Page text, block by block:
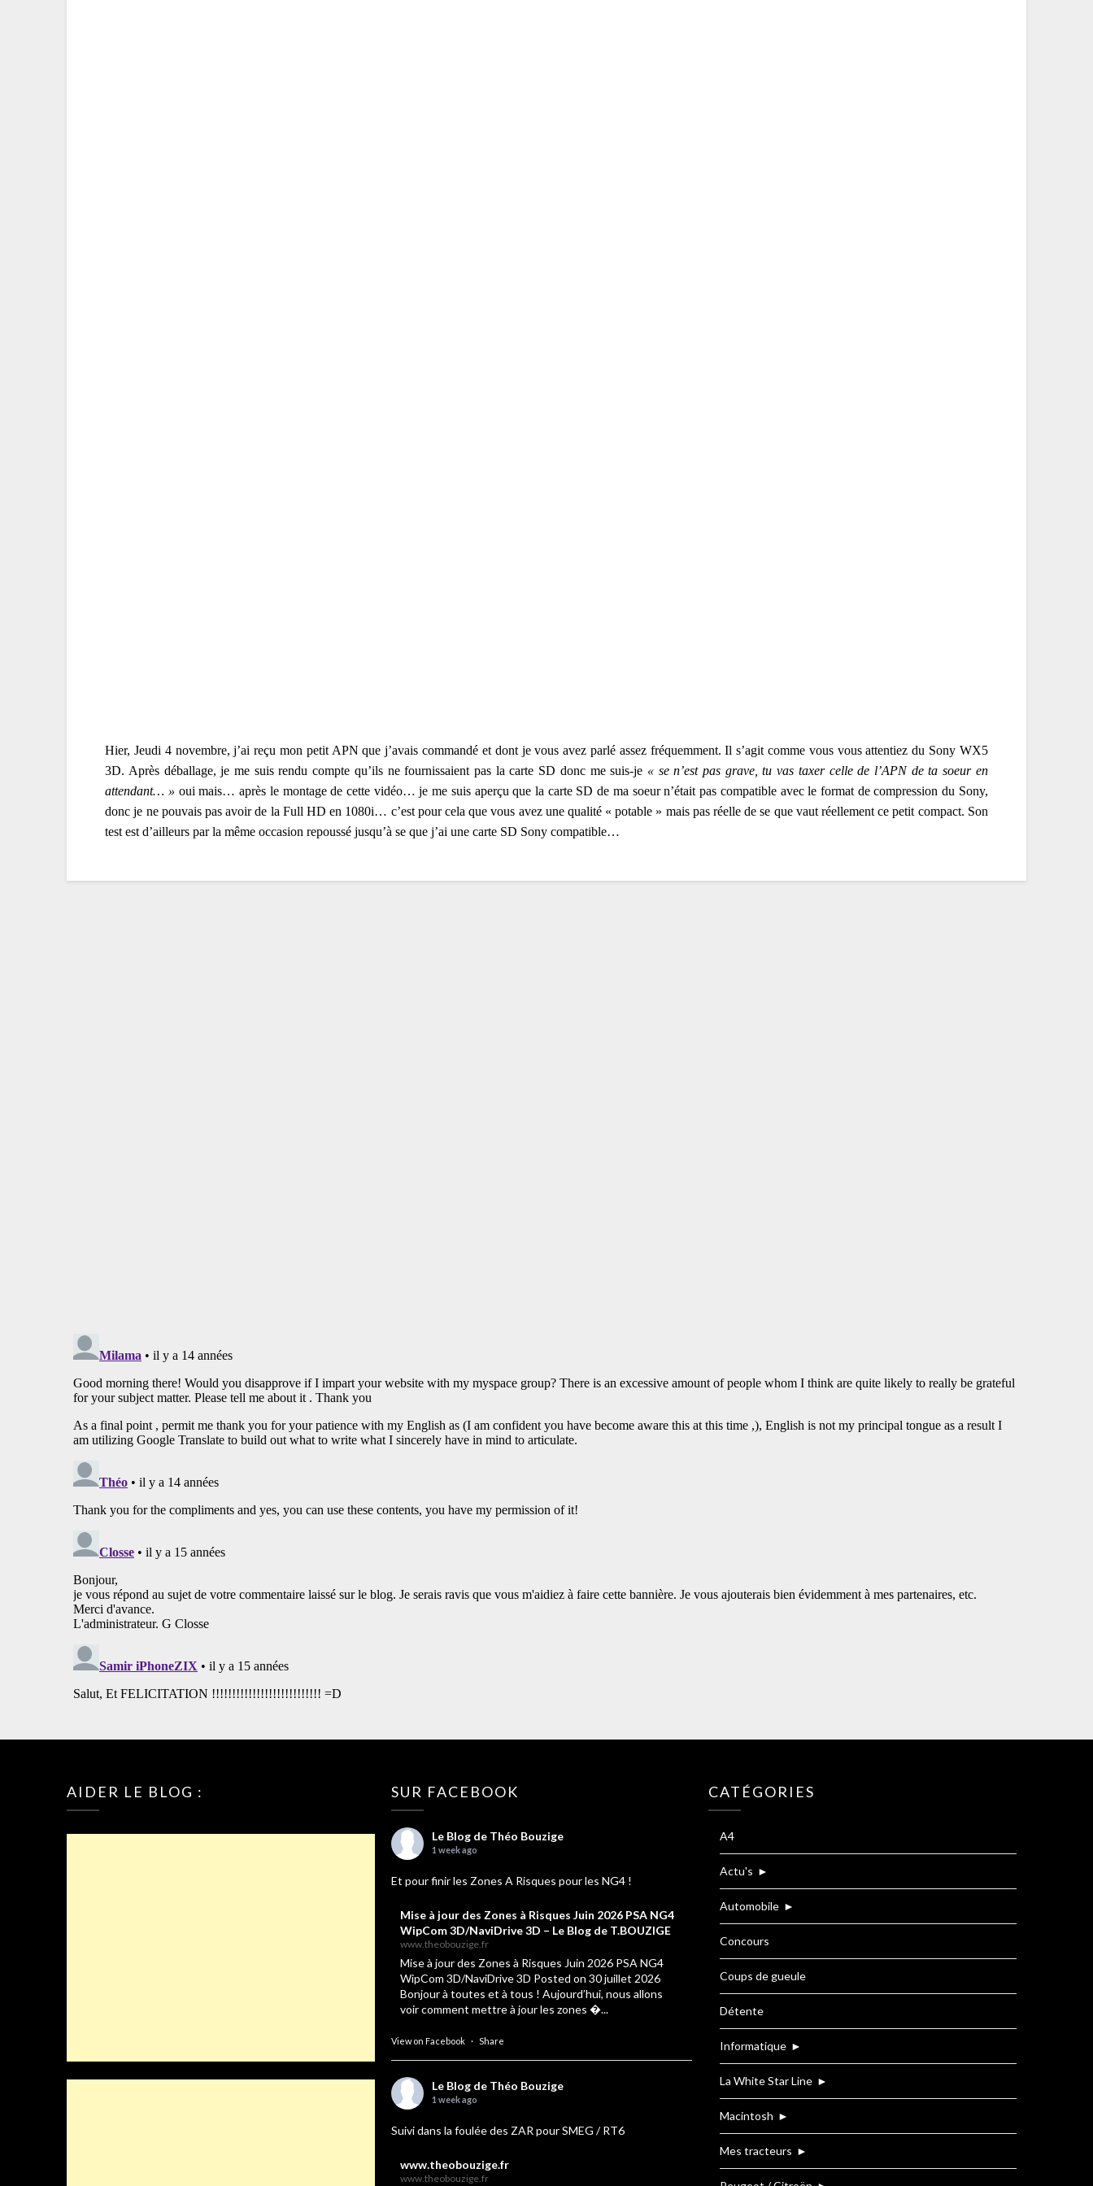
Hier, Jeudi 4 novembre, j’ai reçu mon petit APN que j’avais commandé et dont je vous avez parlé assez fréquemment. Il s’agit comme vous vous attentiez du Sony WX5
3D. Après déballage, je me suis rendu compte qu’ils ne fournissaient pas la carte SD donc me suis-je « se n’est pas grave, tu vas taxer celle de l’APN de ta soeur en
attendant… » oui mais… après le montage de cette vidéo… je me suis aperçu que la carte SD de ma soeur n’était pas compatible avec le format de compression du Sony,
donc je ne pouvais pas avoir de la Full HD en 1080i… c’est pour cela que vous avez une qualité « potable » mais pas réelle de se que vaut réellement ce petit compact. Son
test est d’ailleurs par la même occasion repoussé jusqu’à se que j’ai une carte SD Sony compatible…
AIDER LE BLOG : SUR FACEBOOK
Le Blog de Théo Bouzige
1 week ago
Et pour finir les Zones A Risques pour les NG4 !
Mise à jour des Zones à Risques Juin 2026 PSA NG4
WipCom 3D/NaviDrive 3D – Le Blog de T.BOUZIGE
www.theobouzige.fr
Mise à jour des Zones à Risques Juin 2026 PSA NG4
WipCom 3D/NaviDrive 3D Posted on 30 juillet 2026
Bonjour à toutes et à tous ! Aujourd’hui, nous allons
voir comment mettre à jour les zones �...
View on Facebook · Share
Le Blog de Théo Bouzige
1 week ago
Suivi dans la foulée des ZAR pour SMEG / RT6
www.theobouzige.fr
www.theobouzige.fr
CATÉGORIES
A4
Actu's ►
Automobile ►
Concours
Coups de gueule
Détente
Informatique ►
La White Star Line ►
Macintosh ►
Mes tracteurs ►